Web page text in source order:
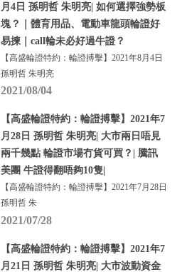
月4日 孫明哲 朱明亮| 如何選擇強勢板
塊？｜體育用品、電動車龍頭輪證好
易揀｜call輪未必好過牛證？
【高盛輪證特約：輪證搏擊】2021年8月4日
孫明哲 朱明亮
2021/08/04
【高盛輪證特約：輪證搏擊】2021年7
月28日 孫明哲 朱明亮| 大市兩日唔見
兩千幾點 輪證市場冇貨可買？| 騰訊
美團 牛證得翻唔夠10隻|
【高盛輪證特約：輪證搏擊】2021年7月28日
孫明哲 朱
2021/07/28
【高盛輪證特約：輪證搏擊】2021年7
月21日 孫明哲 朱明亮| 大市波動資金